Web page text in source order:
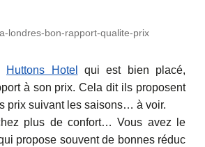
londres-bon-rapport-qualite-prix
Huttons Hotel
qui est bien placé,
à son prix. Cela dit ils proposent
prix suivant les saisons… à voir.
plus de confort… Vous avez le
propose souvent de bonnes réduc